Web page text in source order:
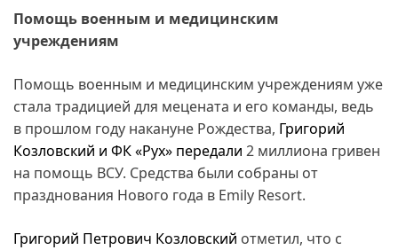
Помощь военным и медицинским
учреждениям
Помощь военным и медицинским учреждениям уже
стала традицией для мецената и его команды, ведь
в прошлом году накануне Рождества, Григорий
Козловский и ФК «Рух» передали 2 миллиона гривен
на помощь ВСУ. Средства были собраны от
празднования Нового года в Emily Resort.
Григорий Петрович Козловский отметил, что с